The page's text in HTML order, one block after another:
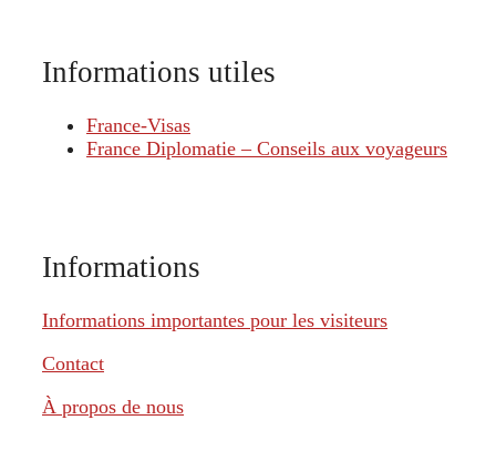
Informations utiles
France-Visas
France Diplomatie – Conseils aux voyageurs
Informations
Informations importantes pour les visiteurs
Contact
À propos de nous